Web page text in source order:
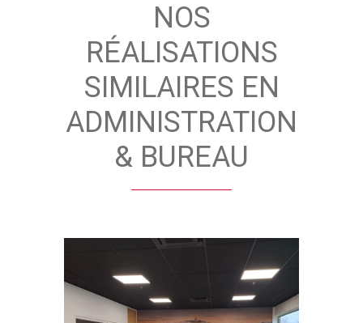
NOS
RÉALISATIONS
SIMILAIRES EN
ADMINISTRATION
& BUREAU